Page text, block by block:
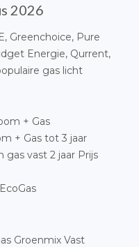
2026
Greenchoice, Pure
Energie, Qurrent,
gas licht
+ Gas
+ Gas tot 3 jaar
gas vast 2 jaar Prijs
Groenmix Vast